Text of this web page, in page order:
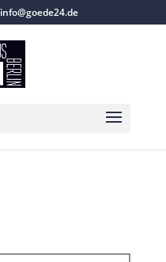
info@goede24.de